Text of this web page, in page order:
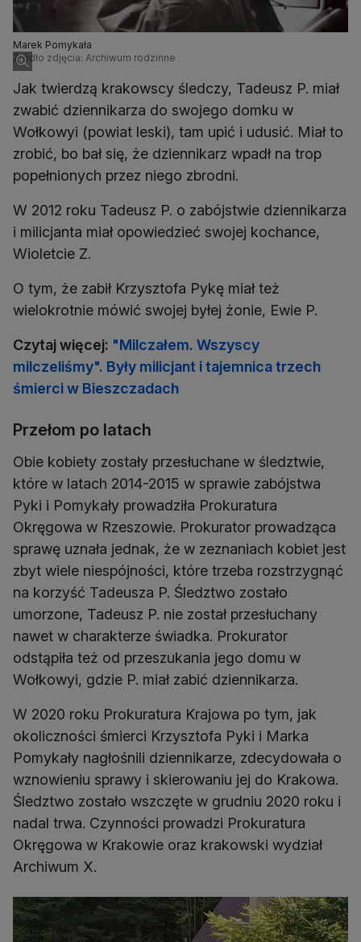
Marek Pomykała
Źródło zdjęcia: Archiwum rodzinne
Jak twierdzą krakowscy śledczy, Tadeusz P. miał
zwabić dziennikarza do swojego domku w
Wołkowyi (powiat leski), tam upić i udusić. Miał to
zrobić, bo bał się, że dziennikarz wpadł na trop
popełnionych przez niego zbrodni.
W 2012 roku Tadeusz P. o zabójstwie dziennikarza
i milicjanta miał opowiedzieć swojej kochance,
Wioletcie Z.
O tym, że zabił Krzysztofa Pykę miał też
wielokrotnie mówić swojej byłej żonie, Ewie P.
Czytaj więcej: "Milczałem. Wszyscy
milczeliśmy". Były milicjant i tajemnica trzech
śmierci w Bieszczadach
Przełom po latach
Obie kobiety zostały przesłuchane w śledztwie,
które w latach 2014-2015 w sprawie zabójstwa
Pyki i Pomykały prowadziła Prokuratura
Okręgowa w Rzeszowie. Prokurator prowadząca
sprawę uznała jednak, że w zeznaniach kobiet jest
zbyt wiele niespójności, które trzeba rozstrzygnąć
na korzyść Tadeusza P. Śledztwo zostało
umorzone, Tadeusz P. nie został przesłuchany
nawet w charakterze świadka. Prokurator
odstąpiła też od przeszukania jego domu w
Wołkowyi, gdzie P. miał zabić dziennikarza.
W 2020 roku Prokuratura Krajowa po tym, jak
okoliczności śmierci Krzysztofa Pyki i Marka
Pomykały nagłośnili dziennikarze, zdecydowała o
wznowieniu sprawy i skierowaniu jej do Krakowa.
Śledztwo zostało wszczęte w grudniu 2020 roku i
nadal trwa. Czynności prowadzi Prokuratura
Okręgowa w Krakowie oraz krakowski wydział
Archiwum X.